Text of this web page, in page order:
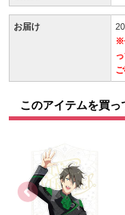
お届け
※
このアイテムを買